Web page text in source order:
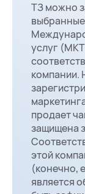
ТЗ можно
выбранные
услуг
компании.
продает
защищена
этой
(конечно,
является